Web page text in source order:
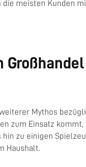
meisten Kunden
Mythos
zum Einsatz
zu einigen
Haushalt.